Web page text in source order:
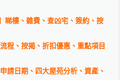
睇樓、雜費、查凶宅、簽約、按
程、按揭、折扣優惠、重點項目
請日期、四大屋苑分析、資產、